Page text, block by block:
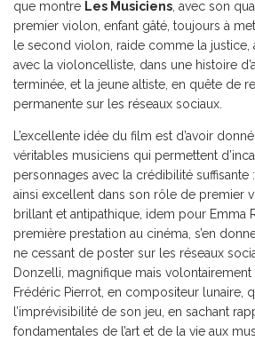
que montre Les Musiciens, avec son
premier violon, enfant gâté, toujours à
le second violon, raide comme la justice,
avec la violoncelliste, dans une histoire
terminée, et la jeune altiste, en quête de
permanente sur les réseaux sociaux.
L’excellente idée du film est d’avoir
véritables musiciens qui permettent
personnages avec la crédibilité suffisante
ainsi excellent dans son rôle de premier
brillant et antipathique, idem pour Emma
première prestation au cinéma, s’en
ne cessant de poster sur les réseaux
Donzelli, magnifique mais volontairement
Frédéric Pierrot, en compositeur lunaire,
l’imprévisibilité de son jeu, en sachant
fondamentales de l’art et de la vie aux